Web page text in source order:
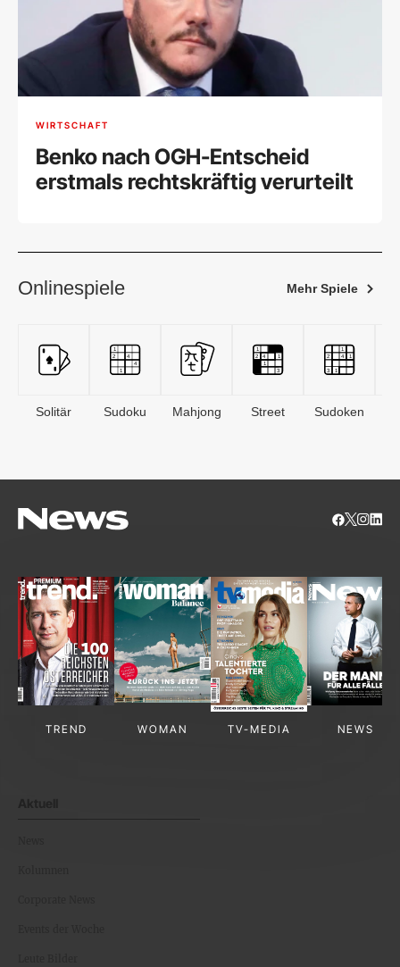
WIRTSCHAFT
Benko nach OGH-Entscheid
erstmals rechtskräftig verurteilt
Onlinespiele Mehr Spiele
Solitär Sudoku Mahjong Street Sudoken
TREND WOMAN TV-MEDIA NEWS